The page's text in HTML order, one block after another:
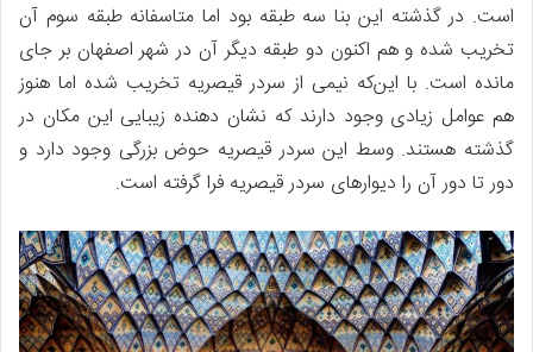
است. در گذشته این بنا سه طبقه بود اما متاسفانه طبقه سوم آن
تخریب شده و هم اکنون دو طبقه دیگر آن در شهر اصفهان بر جای
مانده است. با این‌که نیمی از سردر قیصریه تخریب شده اما هنوز
هم عوامل زیادی وجود دارند که نشان دهنده زیبایی این مکان در
گذشته هستند. وسط این سردر قیصریه حوض بزرگی وجود دارد و
دور تا دور آن را دیوارهای سردر قیصریه فرا گرفته است.